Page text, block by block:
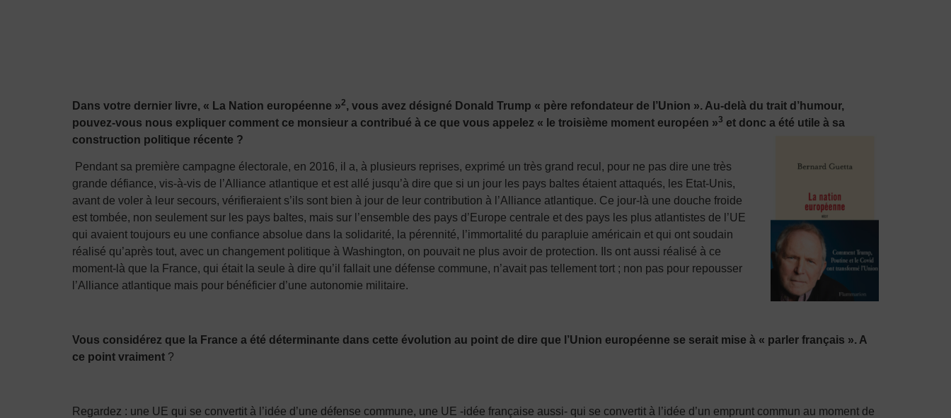
Dans votre dernier livre, « La Nation européenne »2, vous avez désigné Donald Trump « père refondateur de l’Union ». Au-delà du trait d’humour,
pouvez-vous nous expliquer comment ce monsieur a contribué à ce que vous appelez « le troisième moment européen »3 et donc a été utile à sa
construction politique récente ?
Pendant sa première campagne électorale, en 2016, il a, à plusieurs reprises, exprimé un très grand recul, pour ne pas dire une très
grande défiance, vis-à-vis de l’Alliance atlantique et est allé jusqu’à dire que si un jour les pays baltes étaient attaqués, les Etat-Unis,
avant de voler à leur secours, vérifieraient s’ils sont bien à jour de leur contribution à l’Alliance atlantique. Ce jour-là une douche froide
est tombée, non seulement sur les pays baltes, mais sur l’ensemble des pays d’Europe centrale et des pays les plus atlantistes de l’UE
qui avaient toujours eu une confiance absolue dans la solidarité, la pérennité, l’immortalité du parapluie américain et qui ont soudain
réalisé qu’après tout, avec un changement politique à Washington, on pouvait ne plus avoir de protection. Ils ont aussi réalisé à ce
moment-là que la France, qui était la seule à dire qu’il fallait une défense commune, n’avait pas tellement tort ; non pas pour repousser
l’Alliance atlantique mais pour bénéficier d’une autonomie militaire.
Vous considérez que la France a été déterminante dans cette évolution au point de dire que l’Union européenne se serait mise à « parler français ». A
ce point vraiment ?
Regardez : une UE qui se convertit à l’idée d’une défense commune, une UE -idée française aussi- qui se convertit à l’idée d’un emprunt commun au moment de